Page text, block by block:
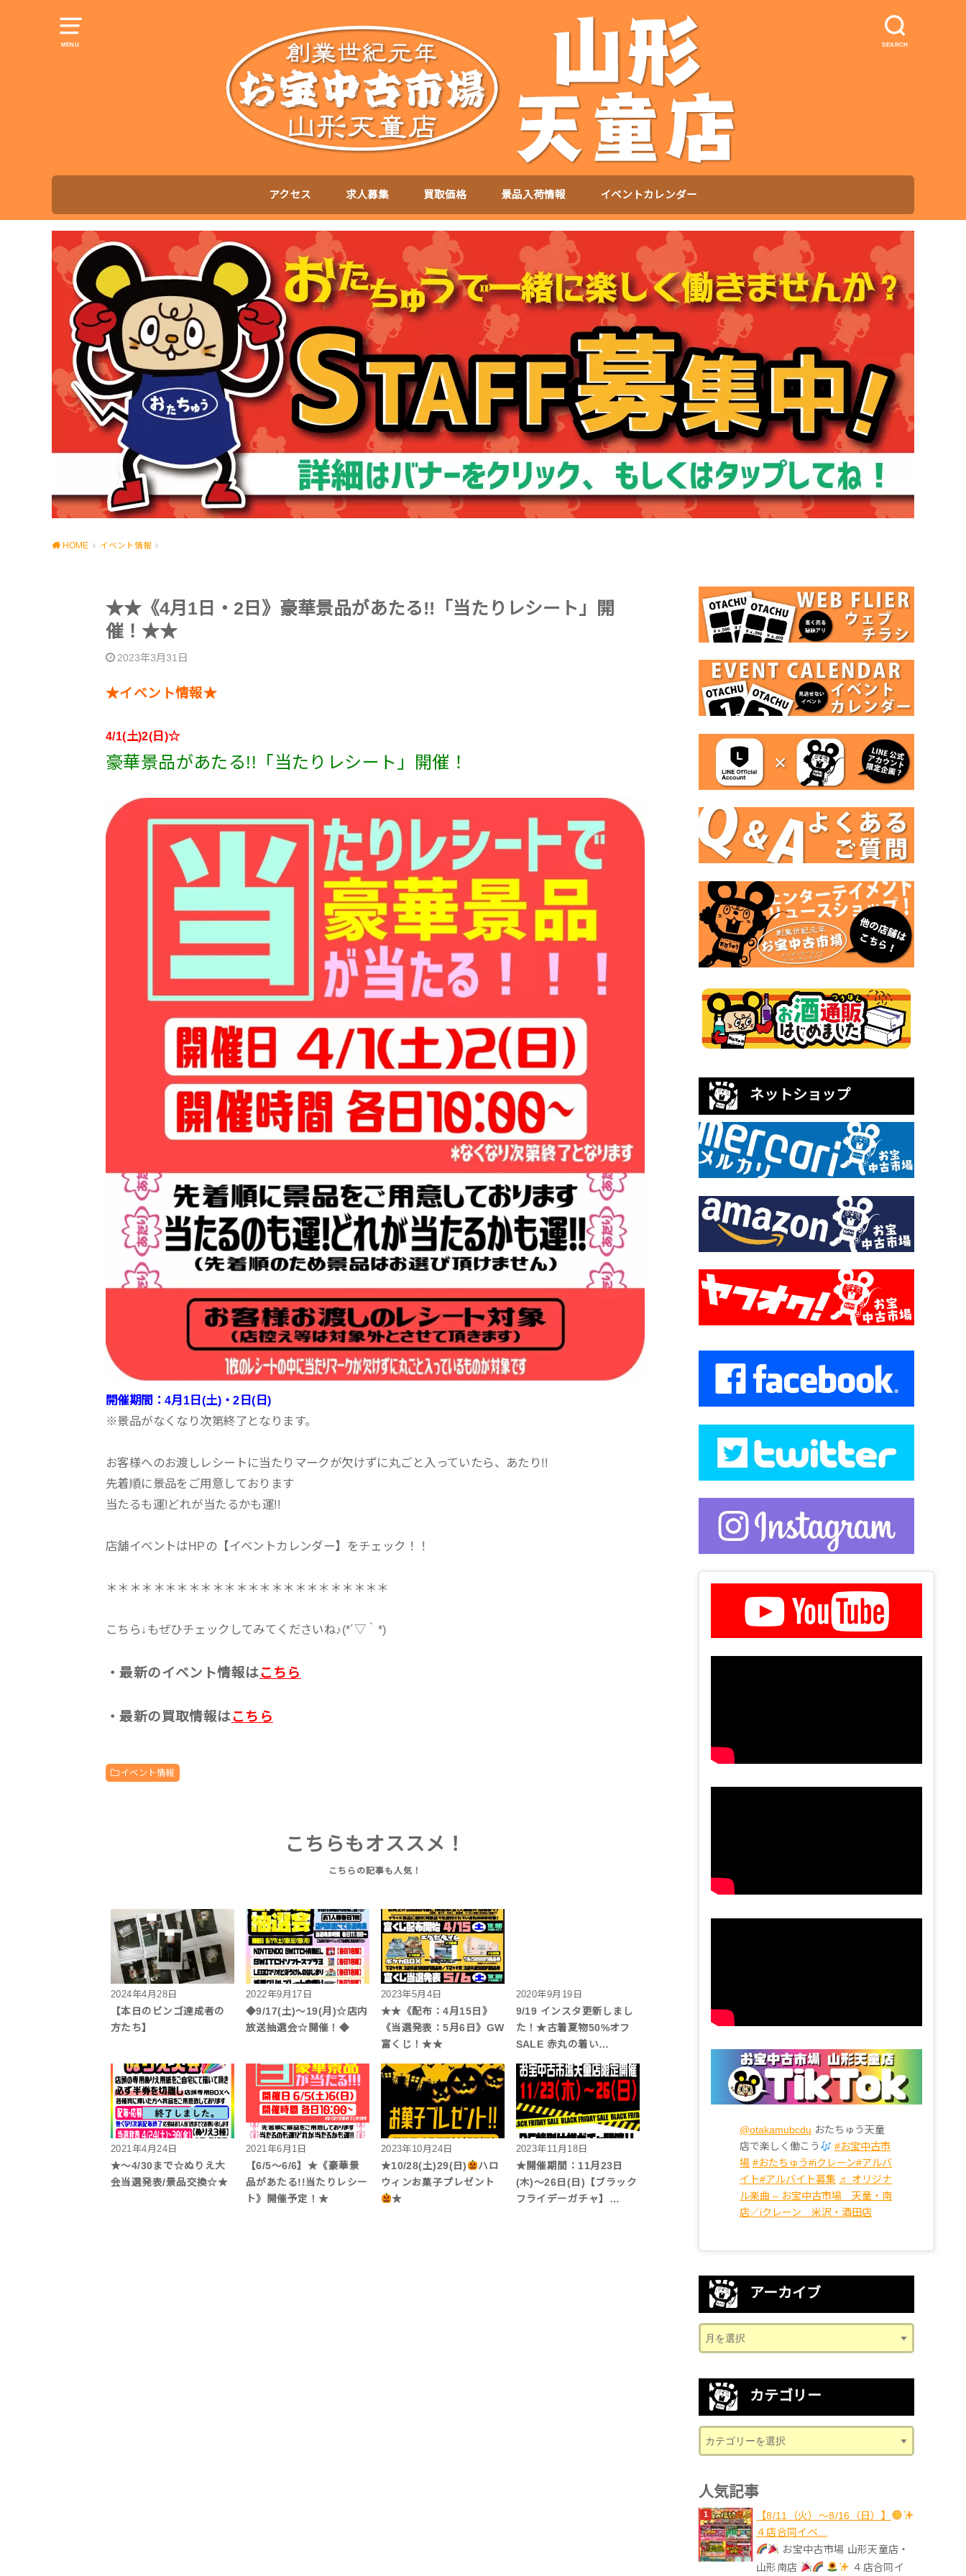
MENU SEARCH
アクセス 求人募集 買取価格 景品入荷情報 イベントカレンダー
HOME イベント情報
★★《4月1日・2日》豪華景品があたる!!「当たりレシート」開
催！★★
2023年3月31日
★イベント情報★
4/1(土)2(日)☆
豪華景品があたる!!「当たりレシート」開催！
開催期間：4月1日(土)・2日(日)
※景品がなくなり次第終了となります。
お客様へのお渡しレシートに当たりマークが欠けずに丸ごと入っていたら、あたり!!
先着順に景品をご用意しております
当たるも運!どれが当たるかも運!!
店舗イベントはHPの【イベントカレンダー】をチェック！！
＊＊＊＊＊＊＊＊＊＊＊＊＊＊＊＊＊＊＊＊＊＊＊＊
こちら↓もぜひチェックしてみてくださいね♪(*´▽｀*)
・最新のイベント情報はこちら
・最新の買取情報はこちら
イベント情報
こちらもオススメ！
2024年4月28日
【本日のビンゴ達成者の
方たち】
2022年9月17日
◆9/17(土)～19(月)☆店内
放送抽選会☆開催！◆
2023年5月4日
★★《配布：4月15日》
《当選発表：5月6日》GW
富くじ！★★
2020年9月19日
9/19 インスタ更新しまし
た！★古着夏物50%オフ
SALE 赤丸の着い…
2021年4月24日
★～4/30まで☆ぬりえ大
会当選発表/景品交換☆★
2021年6月1日
【6/5～6/6】★《豪華景
品があたる!!当たりレシー
ト》開催予定！★
2023年10月24日
★10/28(土)29(日)
ハロ
ウィンお菓子プレゼント
★
2023年11月18日
★開催期間：11月23日
(木)～26日(日)【ブラック
フライデーガチャ】…
ネットショップ
@otakamubcdu おたちゅう天童
店で楽しく働こう
#お宝中古市
場 #おたちゅう#iクレーン#アルバ
イト#アルバイト募集 ♬ オリジナ
ル楽曲 – お宝中古市場 天童・南
店／iクレーン 米沢・酒田店
アーカイブ
カテゴリー
人気記事
【8/11（火）～8/16（日）】
４店合同イベ...
お宝中古市場 山形天童店・
山形南店
４店合同イ